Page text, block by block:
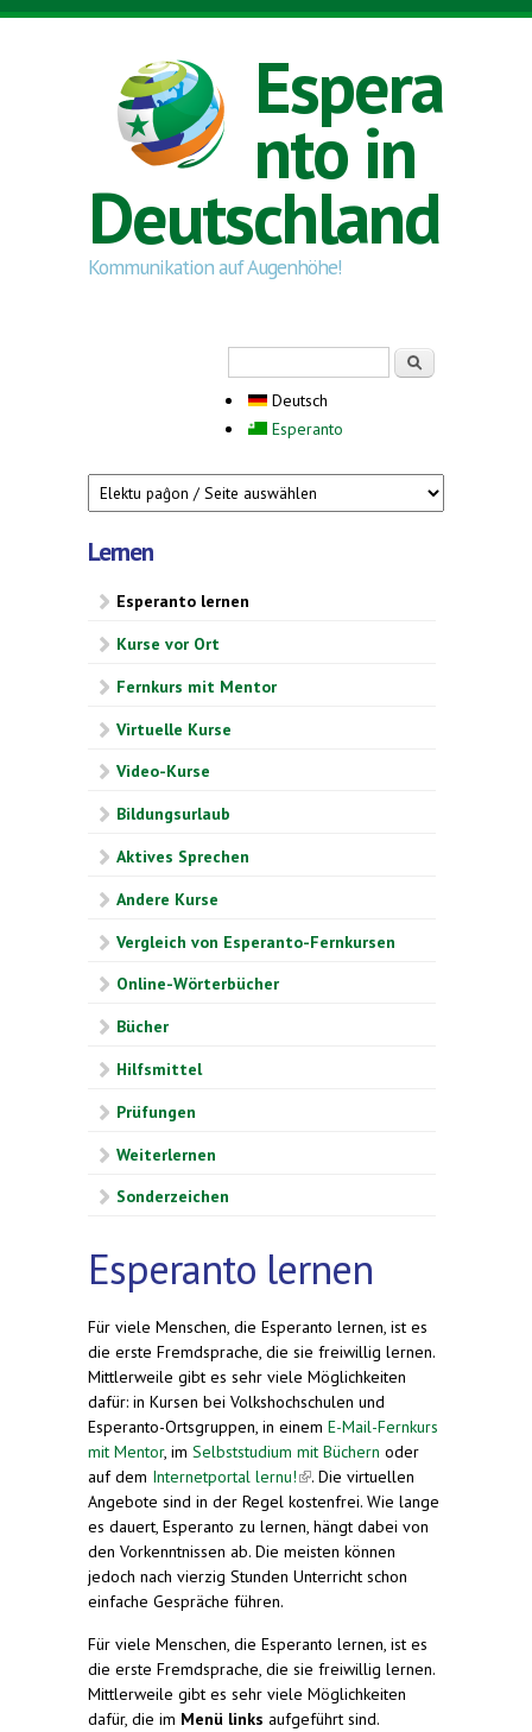
Direkt zum Inhalt
Espera
nto in
Deutschland
Kommunikation auf Augenhöhe!
Deutsch
Esperanto
Lernen
Esperanto lernen
Kurse vor Ort
Fernkurs mit Mentor
Virtuelle Kurse
Video-Kurse
Bildungsurlaub
Aktives Sprechen
Andere Kurse
Vergleich von Esperanto-Fernkursen
Online-Wörterbücher
Bücher
Hilfsmittel
Prüfungen
Weiterlernen
Sonderzeichen
Esperanto lernen
Für viele Menschen, die Esperanto lernen, ist es
die erste Fremdsprache, die sie freiwillig lernen.
Mittlerweile gibt es sehr viele Möglichkeiten
dafür: in Kursen bei Volkshochschulen und
Esperanto-Ortsgruppen, in einem E-Mail-Fernkurs
mit Mentor, im Selbststudium mit Büchern oder
auf dem Internetportal lernu!(link is external)
. Die virtuellen
Angebote sind in der Regel kostenfrei. Wie lange
es dauert, Esperanto zu lernen, hängt dabei von
den Vorkenntnissen ab. Die meisten können
jedoch nach vierzig Stunden Unterricht schon
einfache Gespräche führen.
Für viele Menschen, die Esperanto lernen, ist es
die erste Fremdsprache, die sie freiwillig lernen.
Mittlerweile gibt es sehr viele Möglichkeiten
dafür, die im Menü links aufgeführt sind.